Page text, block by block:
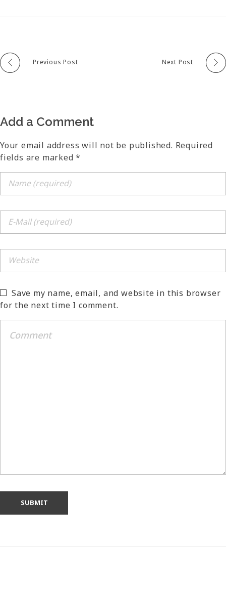
Previous Post Next Post
Add a Comment
Your email address will not be published. Required
fields are marked *
Save my name, email, and website in this browser
for the next time I comment.